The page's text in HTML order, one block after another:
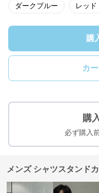
ダークブルー レッド
購
カ
購
必ず購入
メンズ シャツスタンド